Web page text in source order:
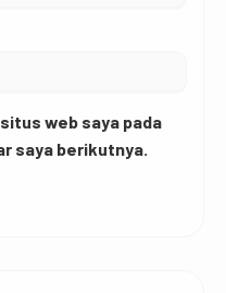
web saya pada
saya berikutnya.